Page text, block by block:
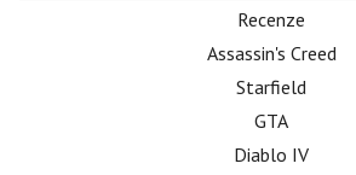
Recenze
Assassin's Creed
Starfield
GTA
Diablo IV